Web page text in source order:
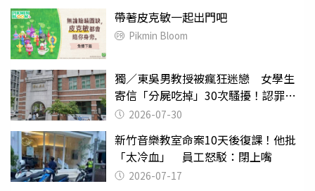
帶著皮克敏一起出門吧
Pikmin Bloom
獨／東吳男教授被瘋狂迷戀 女學生
寄信「分屍吃掉」30次騷擾！認罪免
關 2026-07-30
新竹音樂教室命案10天後復課！他批
「太冷血」 員工怒駁：閉上嘴
2026-07-17